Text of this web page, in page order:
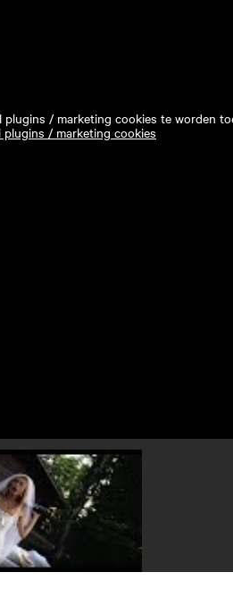
/ marketing cookies te worden
/ marketing cookies
Speel video 3 af